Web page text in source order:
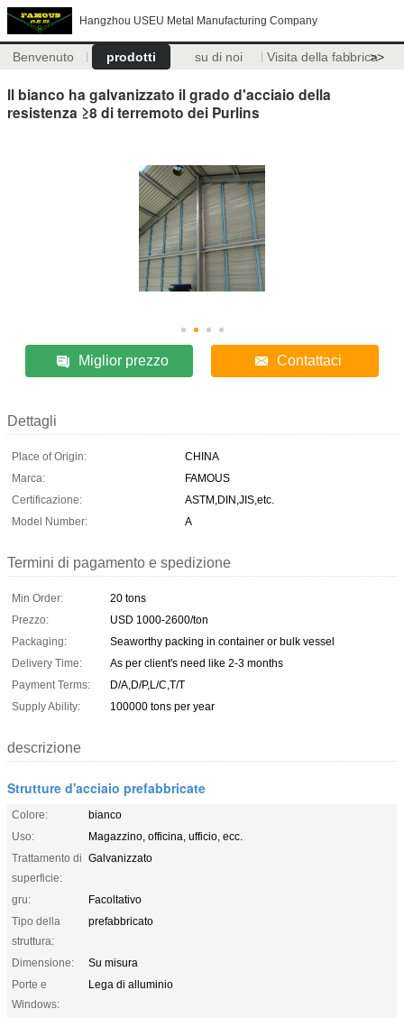
Hangzhou USEU Metal Manufacturing Company
Benvenuto prodotti su di noi Visita della fabbrica>>
Il bianco ha galvanizzato il grado d'acciaio della
resistenza ≥8 di terremoto dei Purlins
Miglior prezzo Contattaci
Dettagli
Place of Origin:
CHINA
Marca:
FAMOUS
Certificazione:
ASTM,DIN,JIS,etc.
Model Number:
A
Termini di pagamento e spedizione
Min Order:
20 tons
Prezzo:
USD 1000-2600/ton
Packaging:
Seaworthy packing in container or bulk vessel
Delivery Time:
As per client's need like 2-3 months
Payment Terms:
D/A,D/P,L/C,T/T
Supply Ability:
100000 tons per year
descrizione
Strutture d'acciaio prefabbricate
Colore:
bianco
Uso:
Magazzino, officina, ufficio, ecc.
Trattamento di
superficie:
Galvanizzato
gru:
Facoltativo
Tipo della
struttura:
prefabbricato
Dimensione:
Su misura
Porte e
Windows:
Lega di alluminio